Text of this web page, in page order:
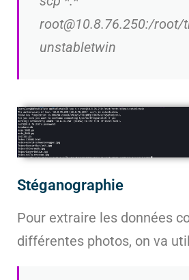
root@10.8.76.250:/root/
unstabletwin
Stéganographie
Pour extraire les données
différentes photos, on va